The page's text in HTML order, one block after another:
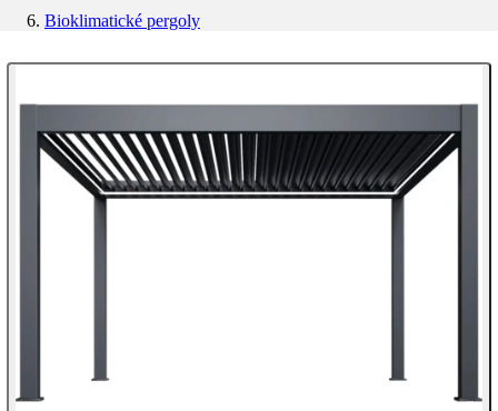
Bioklimatické pergoly